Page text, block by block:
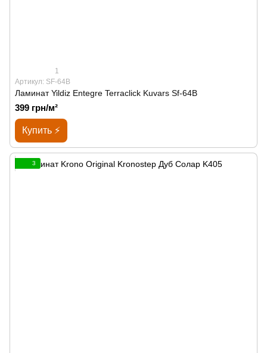
1
Артикул: SF-64B
Ламинат Yildiz Entegre Terraclick Kuvars Sf-64B
399 грн/м²
Купить ⚡
3